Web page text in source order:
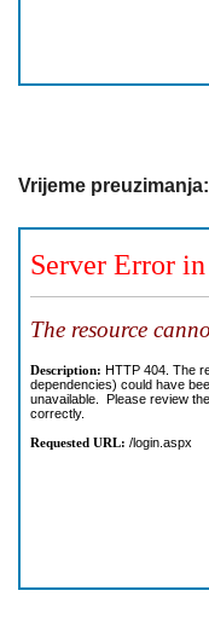
Vrijeme preuzimanja: